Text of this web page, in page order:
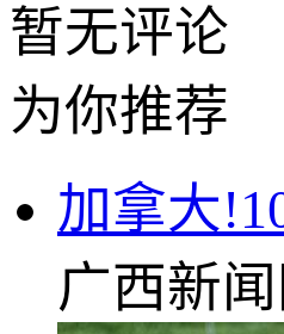
暂无评论
为你推荐
加拿大
广西新闻